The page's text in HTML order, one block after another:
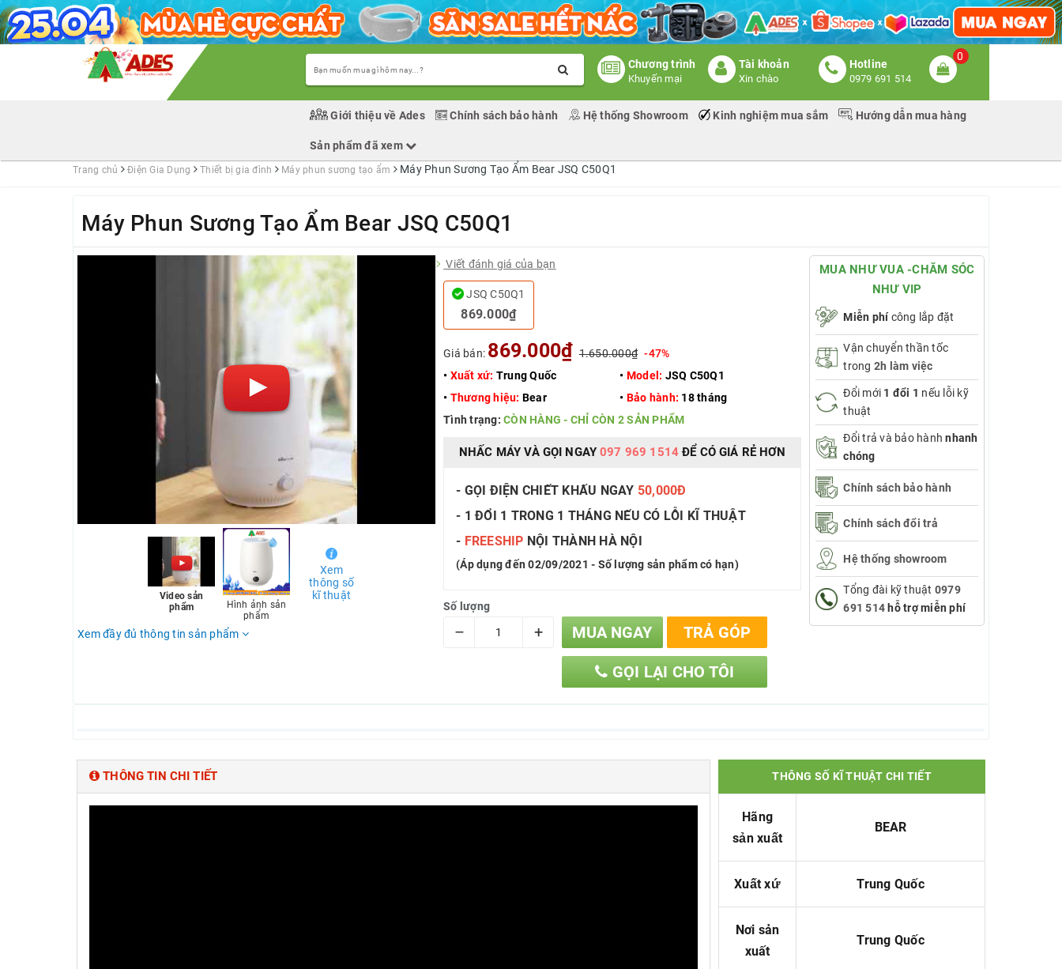
Chương trình
Khuyến mại
Tài khoản
Xin chào
Hotline
0979 691 514
0
Giới thiệu về Ades Chính sách bảo hành Hệ thống Showroom Kinh nghiệm mua sắm Hướng dẫn mua hàng
Sản phẩm đã xem
Trang chủ Điện Gia Dụng Thiết bị gia đình Máy phun sương tạo ẩm Máy Phun Sương Tạo Ẩm Bear JSQ C50Q1
Máy Phun Sương Tạo Ẩm Bear JSQ C50Q1
Video sản
phẩm
Hình ảnh sản
phẩm
Xem
thông số
kĩ thuật
Xem đầy đủ thông tin sản phẩm
Viết đánh giá của bạn
JSQ C50Q1
869.000₫
Giá bán: 869.000₫ 1.650.000₫ -47%
• Xuất xứ: Trung Quốc • Model: JSQ C50Q1
• Thương hiệu: Bear • Bảo hành: 18 tháng
Tình trạng: CÒN HÀNG - CHỈ CÒN 2 SẢN PHẨM
NHẤC MÁY VÀ GỌI NGAY097 969 1514ĐỂ CÓ GIÁ RẺ HƠN
- GỌI ĐIỆN CHIẾT KHẤU NGAY 50,000Đ
- 1 ĐỔI 1 TRONG 1 THÁNG NẾU CÓ LỖI KĨ THUẬT
- FREESHIP NỘI THÀNH HÀ NỘI
(Áp dụng đến 02/09/2021 - Số lượng sản phẩm có hạn)
Số lượng
– + MUA NGAY TRẢ GÓP
GỌI LẠI CHO TÔI
MUA NHƯ VUA -CHĂM SÓC
NHƯ VIP
Miễn phícông lắp đặt
Vận chuyển thần tốc
trong 2h làm việc
Đổi mới 1 đổi 1 nếu lỗi kỹ
thuật
Đổi trả và bảo hànhnhanh
chóng
Chính sách bảo hành
Chính sách đổi trả
Hệ thống showroom
Tổng đài kỹ thuật 0979
691 514 hỗ trợ miễn phí
THÔNG TIN CHI TIẾT THÔNG SỐ KĨ THUẬT CHI TIẾT
Hãng
sản xuất
BEAR
Xuất xứ Trung Quốc
Nơi sản
xuất
Trung Quốc